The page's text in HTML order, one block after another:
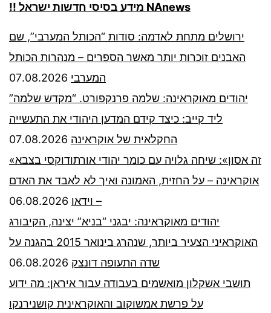
!! מידע בסיסי חדשות ישראל NAnews
ירושלים מתחת לאדמה: סודות “הכותל המערבי”, שם
האבנים זוכרות יותר מאשר הספרים – מנהרות הכותל
המערבי 07.08.2026
יהודים מאוקראינה: שלמה פרנקפורט. “מקדש שלמה”
ליד קייב: כיצד קידם המדען היהודי את התעשייה
החקלאית של אוקראינה 07.08.2026
«זה אסון»: שיחה גלויה עם כומר יהודי אורתודוקסי בצבא
אוקראינה – על החזית, האמונה ואיך לא לאבד את האדם
– וידאו 06.08.2026
יהודים מאוקראינה: יבגני “בניא” יצינה, הקיבורג
האוקראיני הצעיר ביותר, שנהרג בינואר 2015 בהגנה על
שדה התעופה דונצק 06.08.2026
תושבי אשקלון מואשמים בעבודה עבור איראן: מה ידוע
על פרשת אמשוקוב והאוקראינית קושנירנקו